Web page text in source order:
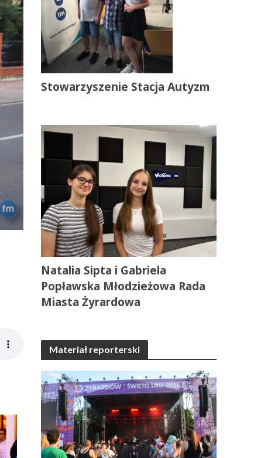
Stowarzyszenie Stacja Autyzm
Natalia Sipta i Gabriela
Popławska Młodzieżowa Rada
Miasta Żyrardowa
Materiał reporterski